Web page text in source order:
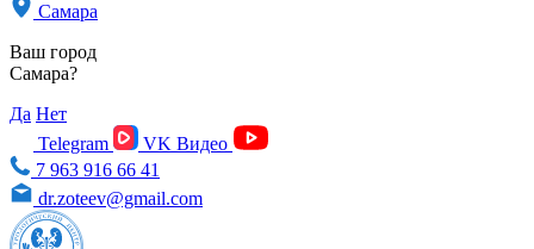
Самара
Ваш город
Самара?
Да Нет
Telegram
VK Видео
7 963 916 66 41
dr.zoteev@gmail.com